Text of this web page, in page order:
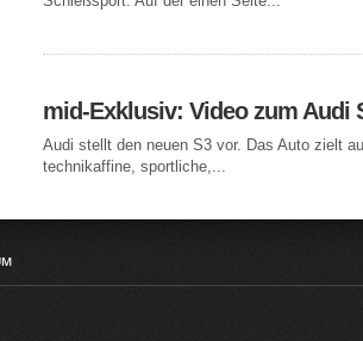
mid-Exklusiv: Video zum Audi
Audi stellt den neuen S3 vor. Das Auto zielt
technikaffine, sportliche,...